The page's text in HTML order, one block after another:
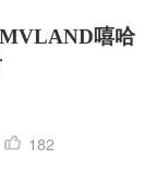
嘻哈
182